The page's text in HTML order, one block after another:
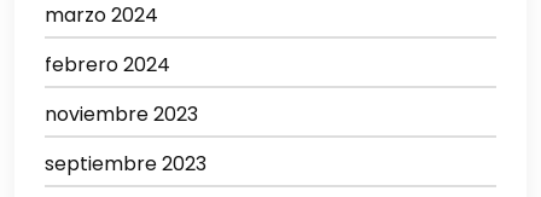
marzo 2024
febrero 2024
noviembre 2023
septiembre 2023